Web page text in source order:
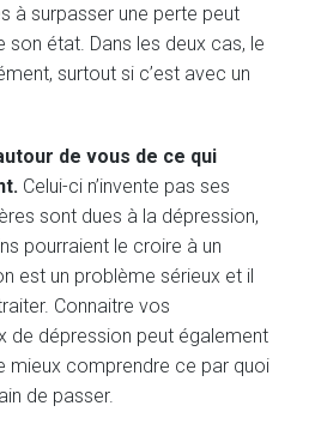
à surpasser une perte peut
son état. Dans les deux cas, le
surtout si c’est avec un
de vous de ce qui
Celui-ci n’invente pas ses
sont dues à la dépression,
pourraient le croire à un
est un problème sérieux et il
Connaitre vos
de dépression peut également
mieux comprendre ce par quoi
de passer.